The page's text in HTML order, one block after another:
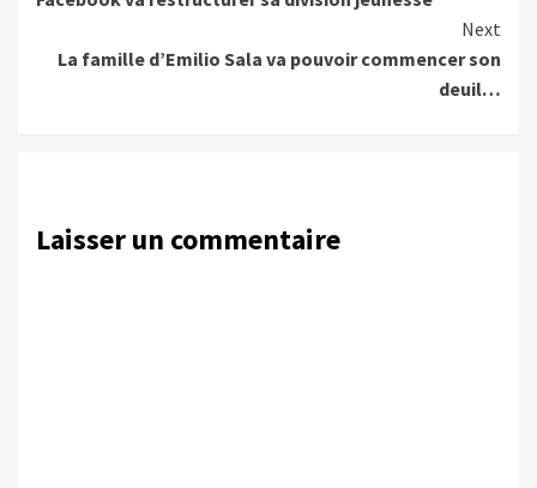
Reading
Next
La famille d’Emilio Sala va pouvoir commencer son
deuil…
Laisser un commentaire